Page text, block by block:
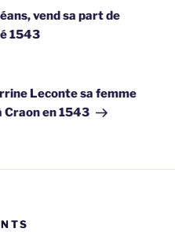
vend sa part de
1543
Leconte sa femme
Craon en 1543